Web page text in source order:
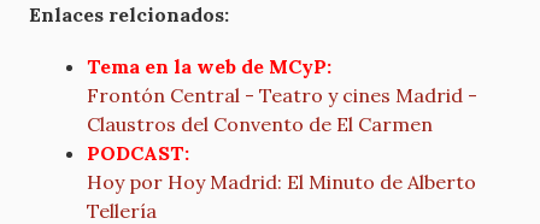
Enlaces relcionados:
Tema en la web de MCyP:
Frontón Central - Teatro y cines Madrid -
Claustros del Convento de El Carmen
PODCAST:
Hoy por Hoy Madrid: El Minuto de Alberto
Tellería